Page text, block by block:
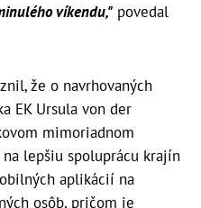
víkendu," povedal
že o navrhovaných
EK Ursula von der
mimoriadnom
lepšiu spoluprácu krajín
aplikácií na
osôb, pričom je